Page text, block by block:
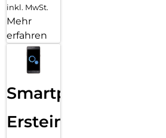
inkl. MwSt.
Mehr
erfahren
Smartphone
Ersteinrichtung